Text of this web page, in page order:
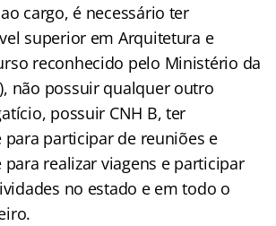
cargo, é necessário ter
superior em Arquitetura e
reconhecido pelo Ministério da
não possuir qualquer outro
possuir CNH B, ter
participar de reuniões e
realizar viagens e participar
no estado e em todo o